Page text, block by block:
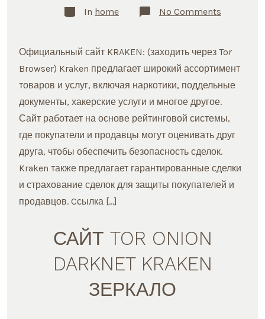
Categories
In home No Comments
САЙТ
ONION
TOR
Официальный сайт KRAKEN: (заходить через Tor
Browser) Kraken предлагает широкий ассортимент
товаров и услуг, включая наркотики, поддельные
документы, хакерские услуги и многое другое.
Сайт работает на основе рейтинговой системы,
где покупатели и продавцы могут оценивать друг
друга, чтобы обеспечить безопасность сделок.
Kraken также предлагает гарантированные сделки
и страхование сделок для защиты покупателей и
продавцов. Cсылка […]
САЙТ TOR ONION
DARKNET KRAKEN
ЗЕРКАЛО